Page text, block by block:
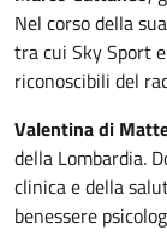
Nel corso della
tra cui Sky Sport
riconoscibili del
Valentina di
della Lombardia.
clinica e della
benessere